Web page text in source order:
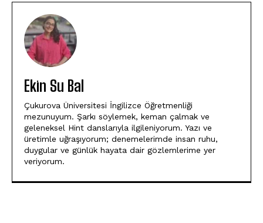
Ekin Su Bal
Çukurova Üniversitesi İngilizce Öğretmenliği
mezunuyum. Şarkı söylemek, keman çalmak ve
geleneksel Hint danslarıyla ilgileniyorum. Yazı ve
üretimle uğraşıyorum; denemelerimde insan ruhu,
duygular ve günlük hayata dair gözlemlerime yer
veriyorum.